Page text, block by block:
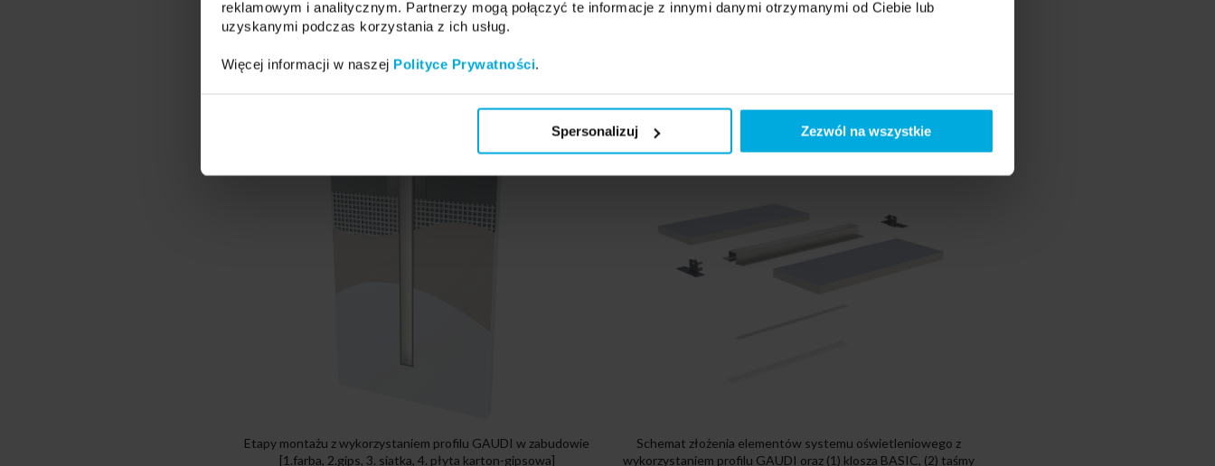
reklamowym i analitycznym. Partnerzy mogą połączyć te informacje z innymi danymi otrzymanymi od Ciebie lub
uzyskanymi podczas korzystania z ich usług.
Więcej informacji w naszej Polityce Prywatności.
Spersonalizuj Zezwól na wszystkie
Instrukcja montażu profilu GAUDI z kloszem BASIC
Etapy montażu z wykorzystaniem profilu GAUDI w zabudowie
[1.farba, 2.gips, 3. siatka, 4. płyta karton-gipsowa]
Schemat złożenia elementów systemu oświetleniowego z
wykorzystaniem profilu GAUDI oraz (1) klosza BASIC, (2) taśmy